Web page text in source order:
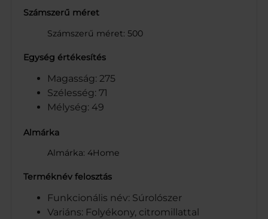
Számszerű méret
Számszerű méret: 500
Egység értékesítés
Magasság: 275
Szélesség: 71
Mélység: 49
Almárka
Almárka: 4Home
Terméknév felosztás
Funkcionális név: Súrolószer
Variáns: Folyékony, citromillattal